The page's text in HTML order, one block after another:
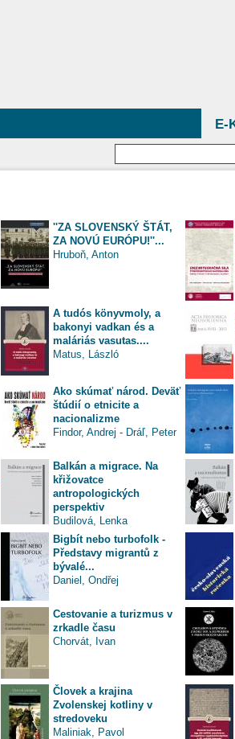
E-
''ZA SLOVENSKÝ ŠTÁT,
ZA NOVÚ EURÓPU!''...
Hruboň, Anton
A tudós könyvmoly, a
bakonyi vadkan és a
maláriás vasutas....
Matus, László
Ako skúmať národ. Deväť
štúdií o etnicite a
nacionalizme
Findor, Andrej - Dráľ, Peter
Balkán a migrace. Na
křižovatce
antropologických
perspektiv
Budilová, Lenka
Bigbít nebo turbofolk -
Představy migrantů z
bývalé...
Daniel, Ondřej
Cestovanie a turizmus v
zrkadle času
Chorvát, Ivan
Človek a krajina
Zvolenskej kotliny v
stredoveku
Maliniak, Pavol